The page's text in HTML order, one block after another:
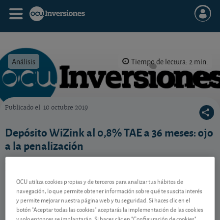
Análisis Tiempo de lectura: 2 min.
Publicado el 10 octubre 2019
Depósito WiZink al 0,8% TAE a 36 meses: ojo
a la penalización
Contenido reservado a SOCIOS
OCU utiliza cookies propias y de terceros para analizar tus hábitos de
navegación, lo que permite obtener información sobre qué te suscita interés
y permite mejorar nuestra página web y tu seguridad. Si haces clic en el
botón "Aceptar todas las cookies" aceptarás la implementación de las cookies